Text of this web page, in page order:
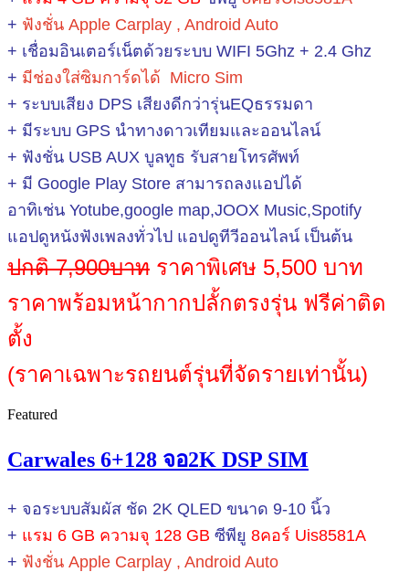
+ ฟังชั่น Apple Carplay , Android Auto
+ เชื่อมอินเตอร์เน็ตด้วยระบบ WIFI 5Ghz + 2.4 Ghz
+ มีช่องใส่ซิมการ์ดได้ Micro Sim
+ ระบบเสียง DPS เสียงดีกว่ารุ่นEQธรรมดา
+ มีระบบ GPS นำทางดาวเทียมและออนไลน์
+ ฟังชั่น USB AUX บูลทูธ รับสายโทรศัพท์
+ มี Google Play Store สามารถลงแอปได้
อาทิเช่น Yotube,google map,JOOX Music,Spotify
แอปดูหนังฟังเพลงทั่วไป แอปดูทีวีออนไลน์ เป็นต้น
ปกติ 7,900บาท ราคาพิเศษ 5,500 บาท
ราคาพร้อมหน้ากากปลั้กตรงรุ่น ฟรีค่าติด
ตั้ง
(ราคาเฉพาะรถยนต์รุ่นที่จัดรายเท่านั้น)
Featured
Carwales 6+128 จอ2K DSP SIM
+ จอระบบสัมผัส ชัด 2K QLED ขนาด 9-10 นิ้ว
+ แรม 6 GB ความจุ 128 GB ซีพียู 8คอร์ Uis8581A
+ ฟังชั่น Apple Carplay , Android Auto